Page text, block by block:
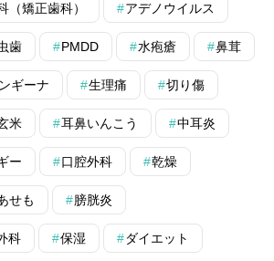
（矯正歯科） アデノウイルス
歯 PMDD 水疱瘡 鼻茸
ギーナ 生理痛 切り傷
米 耳鼻いんこう 中耳炎
ー 口腔外科 乾燥
せも 膀胱炎
科 保湿 ダイエット